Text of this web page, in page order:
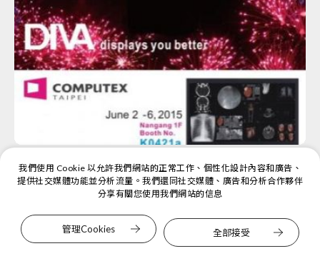
03 05 2015 展會活動
DIVA at Computex 2015
2015年台北國際電腦展於2015年6月2日至6日在南港展覽
我們使用 Cookie 以允許我們網站的正常工作、個性化設計內容和廣告、
提供社交媒體功能並分析流量。我們還同社交媒體、廣告和分析合作夥伴
分享有關您使用我們網站的信息
管理Cookies 全部接受